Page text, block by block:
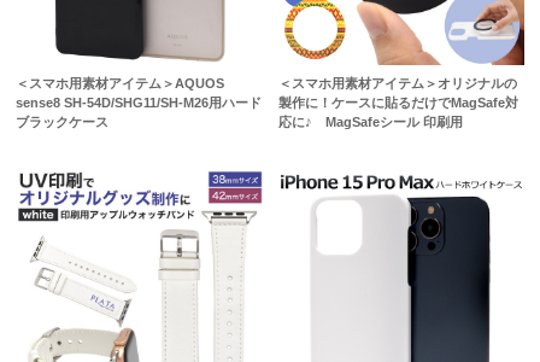
＜スマホ用素材アイテム＞AQUOS
sense8 SH-54D/SHG11/SH-M26用ハード
ブラックケース
＜スマホ用素材アイテム＞オリジナルの
製作に！ケースに貼るだけでMagSafe対
応に♪ MagSafeシール 印刷用